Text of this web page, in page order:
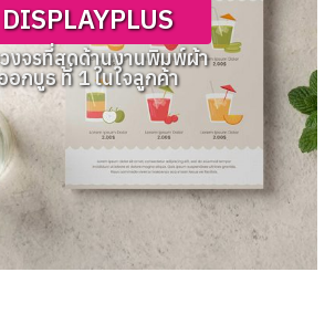
DISPLAYPLUS
งจรที่สุดด้านงานพิมพ์ผ้า
อกบูธ ที่ 1 ในใจลูกค้า